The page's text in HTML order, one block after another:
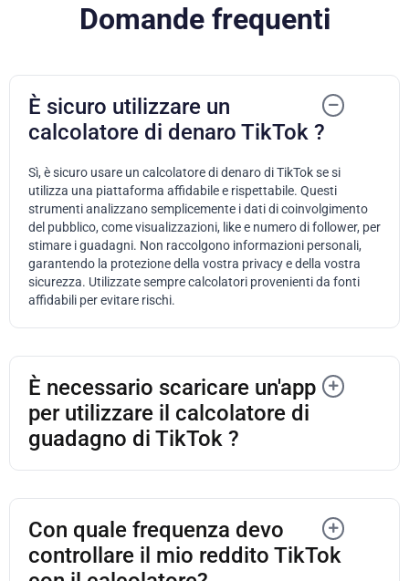
Domande frequenti
È sicuro utilizzare un
calcolatore di denaro TikTok ?
Sì, è sicuro usare un calcolatore di denaro di TikTok se si
utilizza una piattaforma affidabile e rispettabile. Questi
strumenti analizzano semplicemente i dati di coinvolgimento
del pubblico, come visualizzazioni, like e numero di follower, per
stimare i guadagni. Non raccolgono informazioni personali,
garantendo la protezione della vostra privacy e della vostra
sicurezza. Utilizzate sempre calcolatori provenienti da fonti
affidabili per evitare rischi.
È necessario scaricare un'app
per utilizzare il calcolatore di
guadagno di TikTok ?
Con quale frequenza devo
controllare il mio reddito TikTok